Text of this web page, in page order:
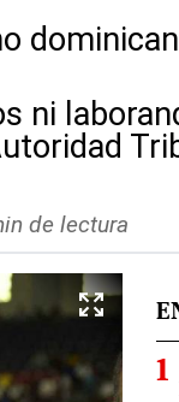
ni
de lectura